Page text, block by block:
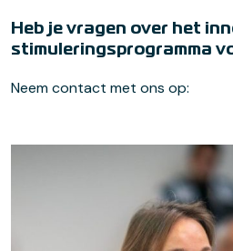
Heb je vragen over het
stimuleringsprogramma
Neem contact met ons op: